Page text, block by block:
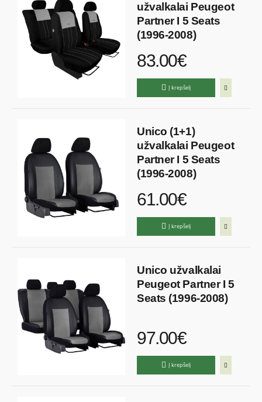
užvalkalai Peugeot
Partner I 5 Seats
(1996-2008)
83.00€
Į krepšelį
Unico (1+1)
užvalkalai Peugeot
Partner I 5 Seats
(1996-2008)
61.00€
Į krepšelį
Unico užvalkalai
Peugeot Partner I 5
Seats (1996-2008)
97.00€
Į krepšelį